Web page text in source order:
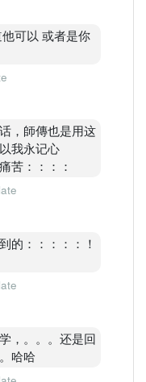
可以 或者是你
，師傳也是用这
我永记心
苦：：：：
的：：：：：！
，。。。还是回
哈哈